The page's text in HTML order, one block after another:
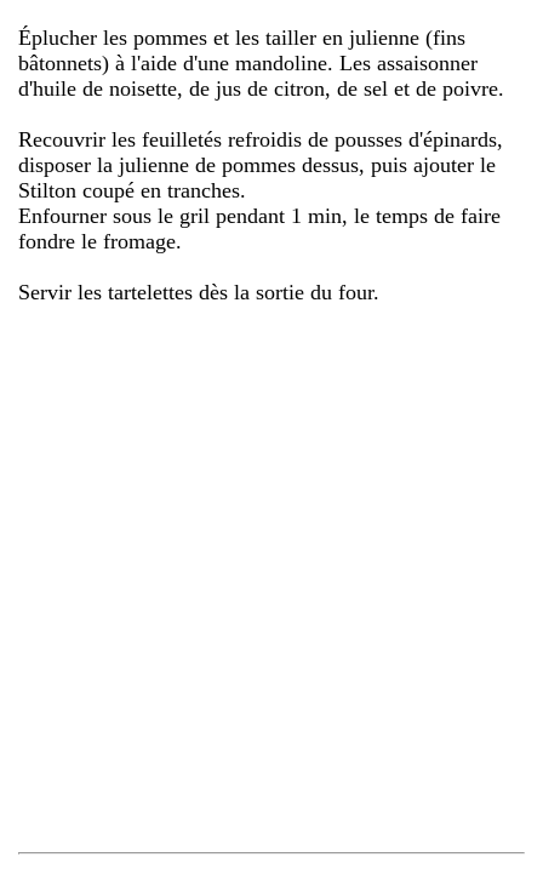
Éplucher les pommes et les tailler en julienne (fins
bâtonnets) à l'aide d'une mandoline. Les assaisonner
d'huile de noisette, de jus de citron, de sel et de poivre.
Recouvrir les feuilletés refroidis de pousses d'épinards,
disposer la julienne de pommes dessus, puis ajouter le
Stilton coupé en tranches.
Enfourner sous le gril pendant 1 min, le temps de faire
fondre le fromage.
Servir les tartelettes dès la sortie du four.